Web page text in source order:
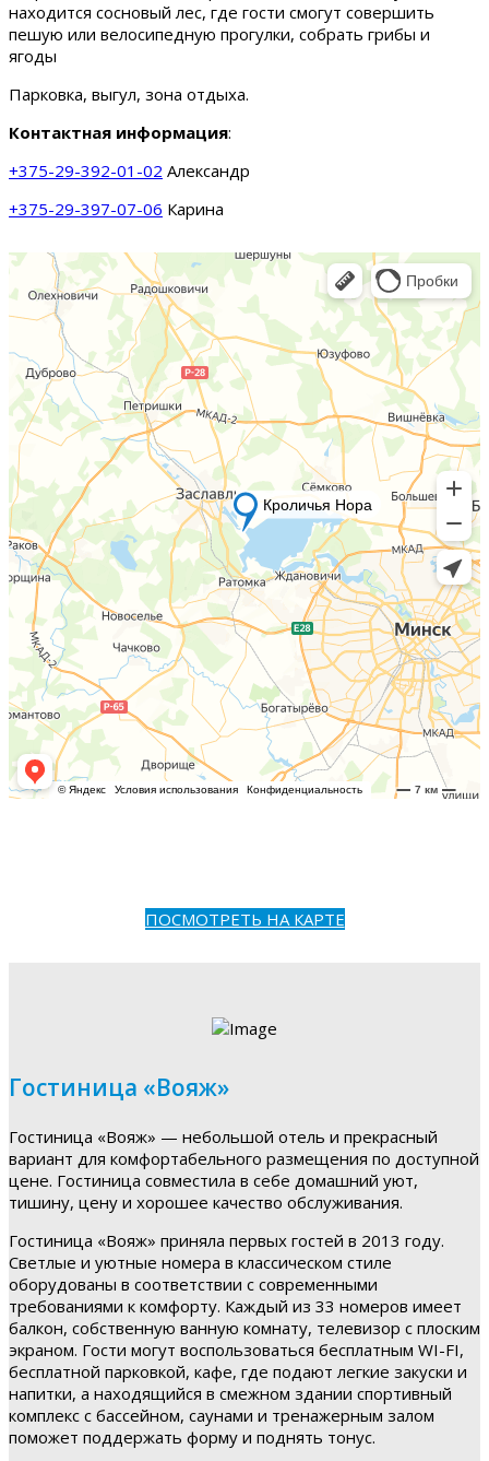
находится сосновый лес, где гости смогут совершить
пешую или велосипедную прогулки, собрать грибы и
ягоды
Парковка, выгул, зона отдыха.
Контактная информация:
+375-29-392-01-02 Александр
+375-29-397-07-06 Карина
ПОСМОТРЕТЬ НА КАРТЕ
Гостиница «Вояж»
Гостиница «Вояж» — небольшой отель и прекрасный
вариант для комфортабельного размещения по доступной
цене. Гостиница совместила в себе домашний уют,
тишину, цену и хорошее качество обслуживания.
Гостиница «Вояж» приняла первых гостей в 2013 году.
Светлые и уютные номера в классическом стиле
оборудованы в соответствии с современными
требованиями к комфорту. Каждый из 33 номеров имеет
балкон, собственную ванную комнату, телевизор с плоским
экраном. Гости могут воспользоваться бесплатным WI-FI,
бесплатной парковкой, кафе, где подают легкие закуски и
напитки, а находящийся в смежном здании спортивный
комплекс с бассейном, саунами и тренажерным залом
поможет поддержать форму и поднять тонус.